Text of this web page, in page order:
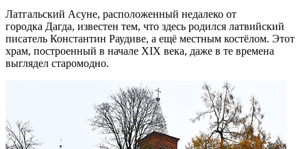
Латгальский Асуне, расположенный недалеко от
городка Дагда, известен тем, что здесь родился латвийский
писатель Константин Раудиве, а ещё местным костёлом. Этот
храм, построенный в начале XIX века, даже в те времена
выглядел старомодно.